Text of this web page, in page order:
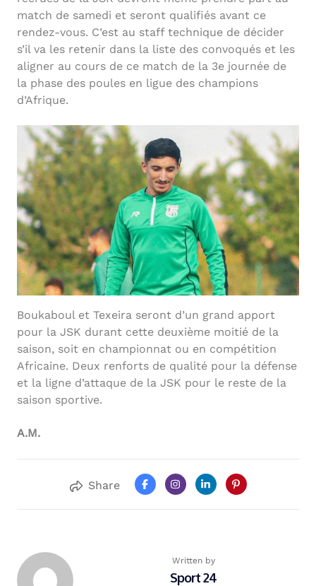
match de samedi et seront qualifiés avant ce
rendez-vous. C’est au staff technique de décider
s’il va les retenir dans la liste des convoqués et les
aligner au cours de ce match de la 3e journée de
la phase des poules en ligue des champions
d’Afrique.
Boukaboul et Texeira seront d’un grand apport
pour la JSK durant cette deuxième moitié de la
saison, soit en championnat ou en compétition
Africaine. Deux renforts de qualité pour la défense
et la ligne d’attaque de la JSK pour le reste de la
saison sportive.
A.M.
Share
Written by
Sport 24